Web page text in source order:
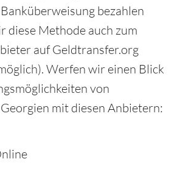
bezahlen
diese Methode auch zum
auf Geldtransfer.org
Werfen wir einen Blick
von
mit diesen Anbietern: